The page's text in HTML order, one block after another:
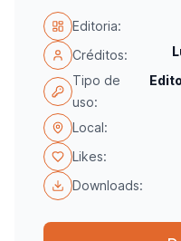
Editoria:
Créditos:
Tipo de
uso:
Local:
Likes:
Downloads: